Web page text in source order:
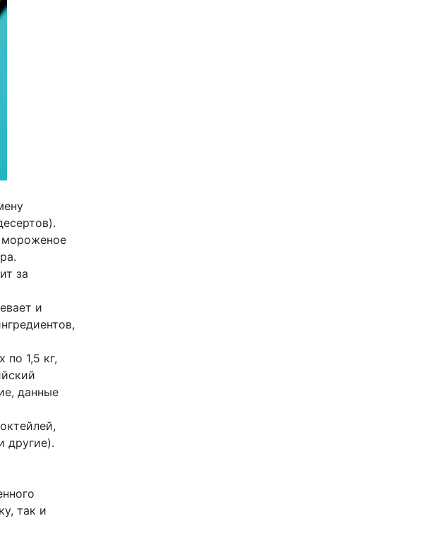
мороженое
за
и
по 1,5 кг,
данные
другие).
так и